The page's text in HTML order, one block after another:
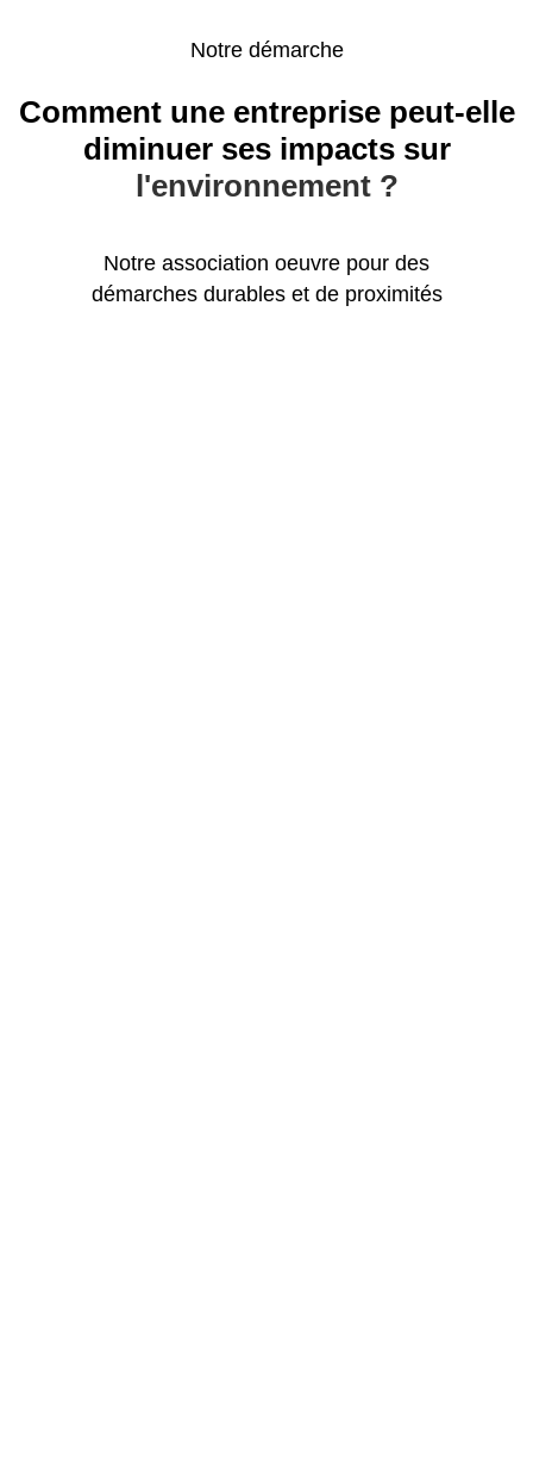
Notre démarche
Comment une entreprise peut-elle
diminuer ses impacts sur
l'environnement ?
Notre association oeuvre pour des
démarches durables et de proximités